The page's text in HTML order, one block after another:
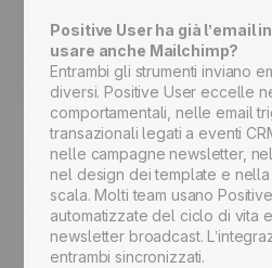
Positive User ha già l’email
usare anche Mailchimp?
Entrambi gli strumenti inviano
diversi. Positive User eccelle
comportamentali, nelle email
transazionali legati a eventi
nelle campagne newsletter,
nel design dei template e
scala. Molti team usano
automatizzate del ciclo di vita
newsletter broadcast.
entrambi sincronizzati.